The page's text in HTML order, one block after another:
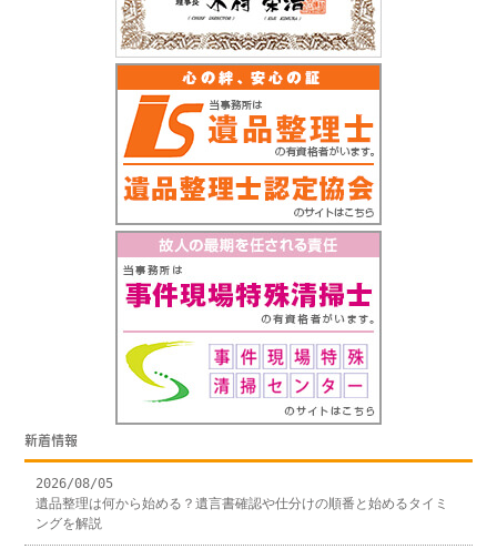
新着情報
2026/08/05
遺品整理は何から始める？遺言書確認や仕分けの順番と始めるタイミ
ングを解説